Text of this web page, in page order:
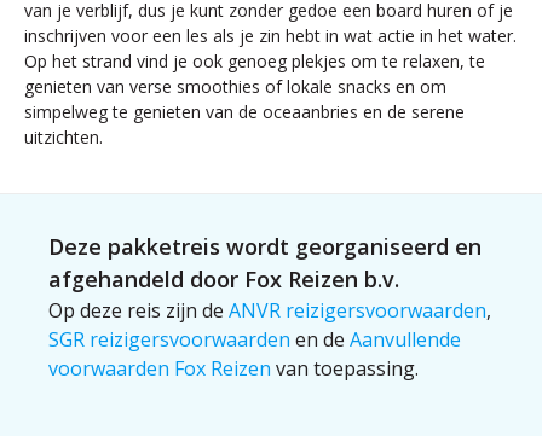
van je verblijf, dus je kunt zonder gedoe een board huren of je
inschrijven voor een les als je zin hebt in wat actie in het water.
Op het strand vind je ook genoeg plekjes om te relaxen, te
genieten van verse smoothies of lokale snacks en om
simpelweg te genieten van de oceaanbries en de serene
uitzichten.
Deze pakketreis wordt georganiseerd en
afgehandeld door Fox Reizen b.v.
Op deze reis zijn de ANVR reizigersvoorwaarden,
SGR reizigersvoorwaarden en de Aanvullende
voorwaarden Fox Reizen van toepassing.